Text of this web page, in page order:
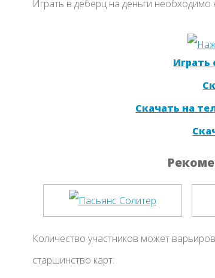
Играть в деберц на деньги необходимо
Играть
Скачать на
Количество участников может
старшинство карт: